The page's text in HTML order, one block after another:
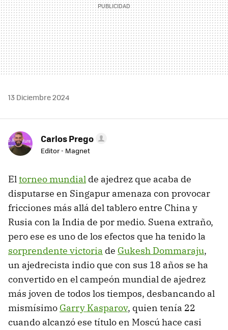
13 Diciembre 2024
Carlos Prego
Editor - Magnet
Eltorneo mundial de ajedrez que acaba de
disputarse en Singapur amenaza con provocar
fricciones más allá del tablero entre China y
Rusia con la India de por medio. Suena extraño,
pero ese es uno de los efectos que ha tenido la
sorprendente victoria de Gukesh Dommaraju,
un ajedrecista indio que con sus 18 años se ha
convertido en el campeón mundial de ajedrez
más joven de todos los tiempos, desbancando al
mismísimo Garry Kasparov, quien tenía 22
cuando alcanzó ese título en Moscú hace casi